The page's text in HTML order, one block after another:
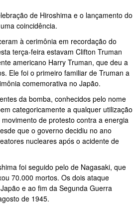
de Hiroshima e o lançamento do
coincidência.
à cerimônia em recordação do
terça-feira estavam Clifton Truman
americano Harry Truman, que deu a
Ele foi o primeiro familiar de Truman a
comemorativa no Japão.
da bomba, conhecidos pelo nome
categoricamente a qualquer utilização
de protesto contra a energia
que o governo decidiu no ano
nucleares após o acidente de
foi seguido pelo de Nagasaki, que
70.000 mortos. Os dois ataque
e ao fim da Segunda Guerra
de 1945.